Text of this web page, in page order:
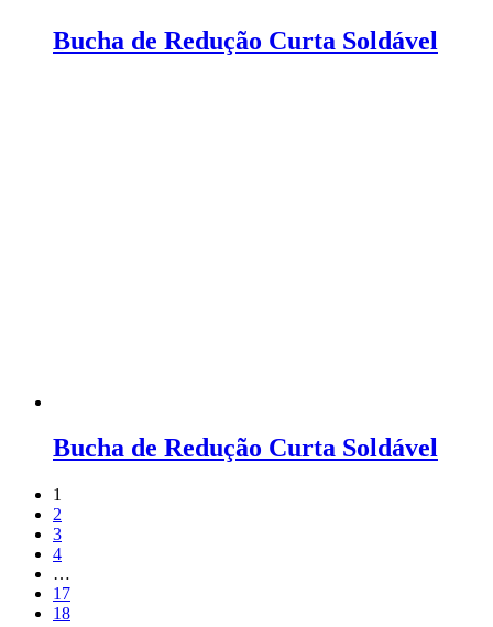
Bucha de Redução Curta Soldável
Bucha de Redução Curta Soldável
1
2
3
4
…
17
18